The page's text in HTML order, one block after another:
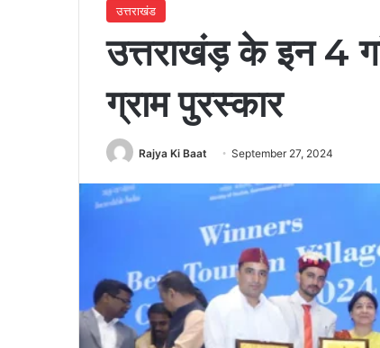
उत्तराखंड
उत्तराखंड़ के इन 4
ग्राम पुरस्कार
Rajya Ki Baat September 27, 2024